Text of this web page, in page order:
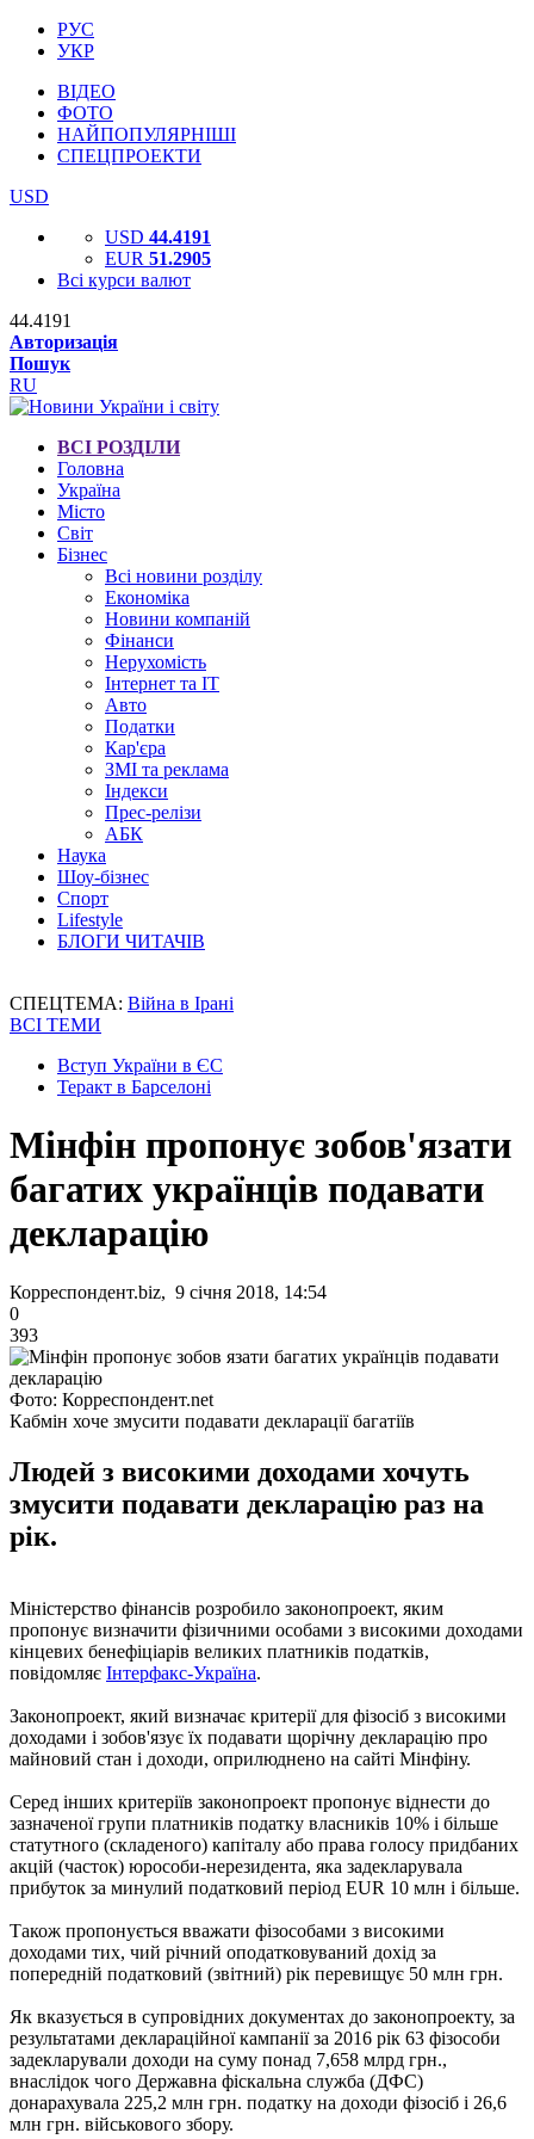
РУС
УКР
ВІДЕО
ФОТО
НАЙПОПУЛЯРНІШІ
СПЕЦПРОЕКТИ
USD
USD 44.4191
EUR 51.2905
Всі курси валют
44.4191
Авторизація
Пошук
RU
ВСІ РОЗДІЛИ
Головна
Україна
Місто
Світ
Бізнес
Всі новини розділу
Економіка
Новини компаній
Фінанси
Нерухомість
Інтернет та IT
Авто
Податки
Кар'єра
ЗМІ та реклама
Індекси
Прес-релізи
АБК
Наука
Шоу-бізнес
Спорт
Lifestyle
БЛОГИ ЧИТАЧІВ
СПЕЦТЕМА: Війна в Ірані
ВСІ ТЕМИ
Вступ України в ЄС
Теракт в Барселоні
Мінфін пропонує зобов'язати
багатих українців подавати
декларацію
Корреспондент.biz, 9 січня 2018, 14:54
0
393
Фото: Корреспондент.net
Кабмін хоче змусити подавати декларації багатіїв
Людей з високими доходами хочуть
змусити подавати декларацію раз на
рік.
Міністерство фінансів розробило законопроект, яким
пропонує визначити фізичними особами з високими доходами
кінцевих бенефіціарів великих платників податків,
повідомляє Інтерфакс-Україна.
Законопроект, який визначає критерії для фізосіб з високими
доходами і зобов'язує їх подавати щорічну декларацію про
майновий стан і доходи, оприлюднено на сайті Мінфіну.
Серед інших критеріїв законопроект пропонує віднести до
зазначеної групи платників податку власників 10% і більше
статутного (складеного) капіталу або права голосу придбаних
акцій (часток) юрособи-нерезидента, яка задекларувала
прибуток за минулий податковий період EUR 10 млн і більше.
Також пропонується вважати фізособами з високими
доходами тих, чий річний оподатковуваний дохід за
попередній податковий (звітний) рік перевищує 50 млн грн.
Як вказується в супровідних документах до законопроекту, за
результатами деклараційної кампанії за 2016 рік 63 фізособи
задекларували доходи на суму понад 7,658 млрд грн.,
внаслідок чого Державна фіскальна служба (ДФС)
донарахувала 225,2 млн грн. податку на доходи фізосіб і 26,6
млн грн. військового збору.